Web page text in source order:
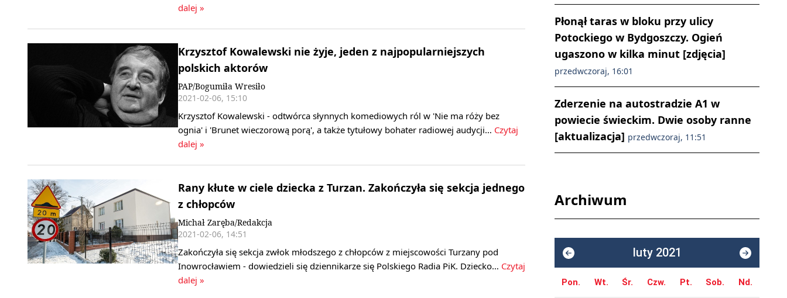
dalej »
Krzysztof Kowalewski nie żyje, jeden z najpopularniejszych
polskich aktorów
PAP/Bogumiła Wresiło
2021-02-06, 15:10
Krzysztof Kowalewski - odtwórca słynnych komediowych ról w 'Nie ma róży bez
ognia' i 'Brunet wieczorową porą', a także tytułowy bohater radiowej audycji… Czytaj
dalej »
Rany kłute w ciele dziecka z Turzan. Zakończyła się sekcja jednego
z chłopców
Michał Zaręba/Redakcja
2021-02-06, 14:51
Zakończyła się sekcja zwłok młodszego z chłopców z miejscowości Turzany pod
Inowrocławiem - dowiedzieli się dziennikarze się Polskiego Radia PiK. Dziecko… Czytaj
dalej »
Płonął taras w bloku przy ulicy
Potockiego w Bydgoszczy. Ogień
ugaszono w kilka minut [zdjęcia]
przedwczoraj, 16:01
Zderzenie na autostradzie A1 w
powiecie świeckim. Dwie osoby ranne
[aktualizacja] przedwczoraj, 11:51
Archiwum
luty 2021
Pon. Wt. Śr. Czw. Pt. Sob. Nd.